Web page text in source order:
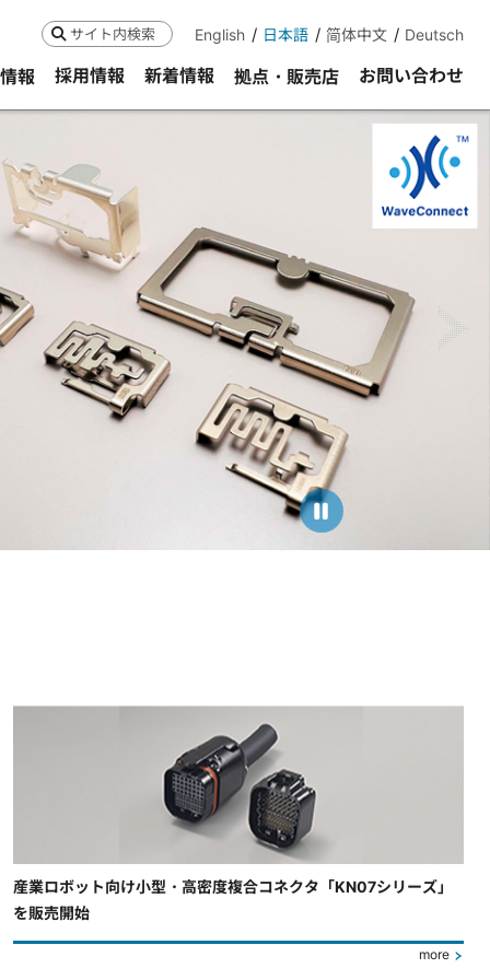
検索 English 日本語 简体中文 Deutsch
報 採用情報 新着情報 拠点・販売店 お問い合わせ
産業ロボット向け小型・高密度複合コネクタ「KN07シリーズ」
を販売開始
more